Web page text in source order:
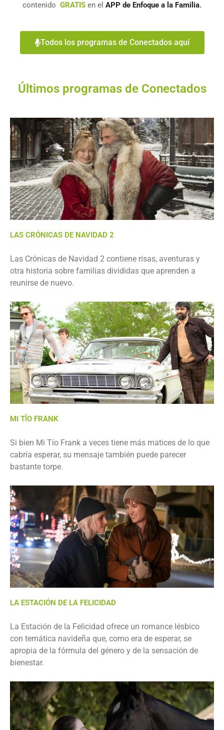
contenido GRATIS en el APP de Enfoque a la Familia.
Todos los programas de Conectados aquí
Últimos programas de Conectados
LAS CRÓNICAS DE NAVIDAD 2
Las Crónicas de Navidad 2 contiene risas, aventuras y
otra historia sobre familias divididas que aprenden a
reunirse de nuevo.
MI TĺO FRANK
Si bien Mi Tío Frank a veces tiene más matices de lo que
cabría esperar, su mensaje también puede parecer
bastante torpe.
LA ESTACIÓN DE LA FELICIDAD
La Estación de la Felicidad ofrece un romance lésbico
con temática navideña que, como era de esperar, se
apropia de la fórmula del género y de la sensación de
bienestar.